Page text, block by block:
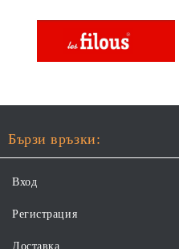
Бързи връзки:
Вход
Регистрация
Доставка